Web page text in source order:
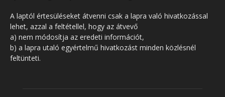
A laptól értesüléseket átvenni csak a lapra való hivatkozással
lehet, azzal a feltétellel, hogy az átvevő
a) nem módosítja az eredeti információt,
b) a lapra utaló egyértelmű hivatkozást minden közlésnél
feltünteti.